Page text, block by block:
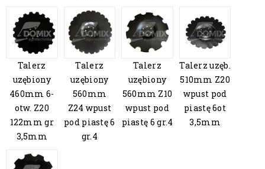
Talerz
uzębiony
460mm 6-
otw. Z20
122mm gr
3,5mm
Talerz
uzębiony
560mm
Z24 wpust
pod piastę 6
gr.4
Talerz
uzębiony
560mm Z10
wpust pod
piastę 6 gr.4
Talerz uzęb.
510mm Z20
wpust pod
piastę 6ot
3,5mm